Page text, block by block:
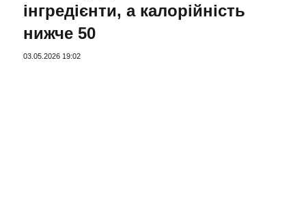
інгредієнти, а калорійність
нижче 50
03.05.2026 19:02